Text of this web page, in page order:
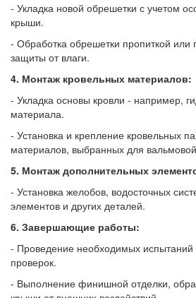
- Укладка новой обрешетки с учетом
крыши.
- Обработка обрешетки пропиткой или
защиты от влаги.
4. Монтаж кровельных материалов:
- Укладка основы кровли - например,
материала.
- Установка и крепление кровельных
материалов, выбранных для
5. Монтаж дополнительных
- Установка желобов, водосточных
элементов и других деталей.
6. Завершающие работы:
- Проведение необходимых испытаний
проверок.
- Выполнение финишной отделки,